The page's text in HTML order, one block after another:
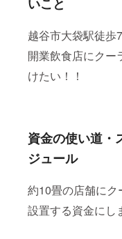
越谷市大袋駅徒歩
開業飲食店にクー
けたい！！
資金の使い道・
ジュール
約10畳の店舗にク
設置する資金にし